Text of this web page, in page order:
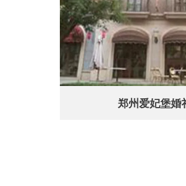
郑州爱妃堡婚